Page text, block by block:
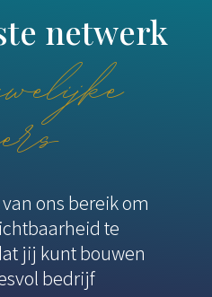
netwerk
ons bereik om
te
jij kunt bouwen
bedrijf